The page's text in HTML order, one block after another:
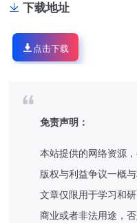
下载地址
点击下载
免责声明：
本站提供的网络资源
版权与利益争议一概
文章仅限用于学习和
商业或者非法用途，